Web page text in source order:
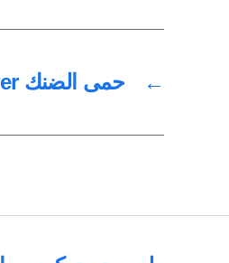
← حمى الضنك Dengue fever